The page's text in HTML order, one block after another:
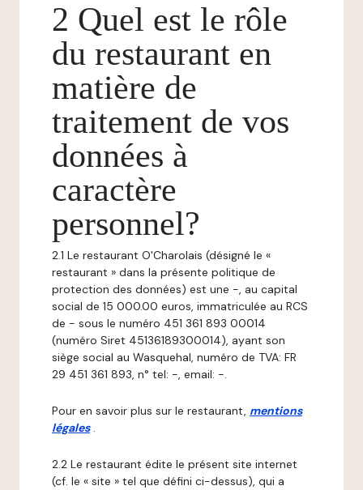
2 Quel est le rôle
du restaurant en
matière de
traitement de vos
données à
caractère
personnel?
2.1 Le restaurant O'Charolais (désigné le «
restaurant » dans la présente politique de
protection des données) est une -, au capital
social de 15 000.00 euros, immatriculée au RCS
de - sous le numéro 451 361 893 00014
(numéro Siret 45136189300014), ayant son
siège social au Wasquehal, numéro de TVA: FR
29 451 361 893, n° tel: -, email: -.
Pour en savoir plus sur le restaurant, mentions
légales .
2.2 Le restaurant édite le présent site internet
(cf. le « site » tel que défini ci-dessus), qui a